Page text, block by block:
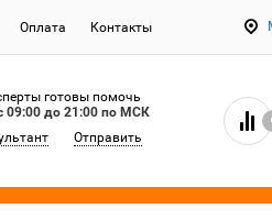
Оплата Контакты
готовы помочь
09:00 до 21:00 по МСК
Отправить